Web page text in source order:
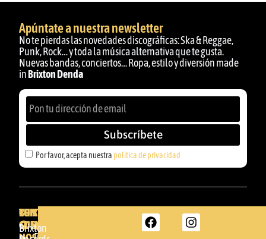
Apúntate a nuestra newsletter
No te pierdas las novedades discográficas: Ska & Reggae,
Punk, Rock… y toda la música alternativa que te gusta.
Nuevas bandas, conciertos… Ropa, estilo y diversión made
in Brixton Denda
Por favor, acepta nuestra política de privacidad
Subscríbete
BRIXTON
BRIXTON
Brixton
TU
CUENTA
CONTACTA
CON